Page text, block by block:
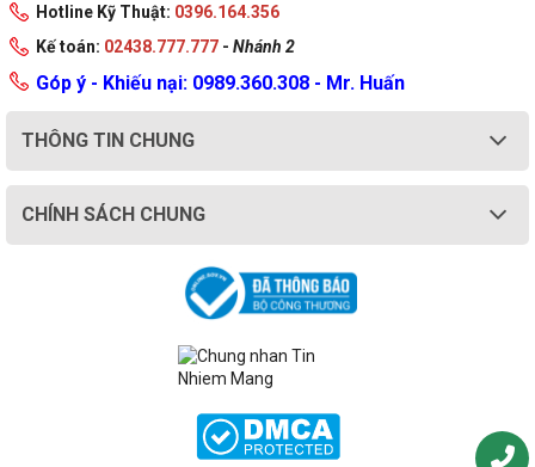
Hotline Kỹ Thuật: 0396.164.356
Kế toán: 02438.777.777 - Nhánh 2
Góp ý - Khiếu nại: 0989.360.308 - Mr. Huấn
THÔNG TIN CHUNG
CHÍNH SÁCH CHUNG